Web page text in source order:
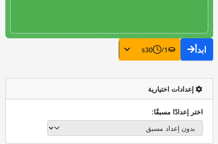
ابدأ 1
/
30
s
إعدادات اختيارية
اختر إعدادًا مسبقًا: